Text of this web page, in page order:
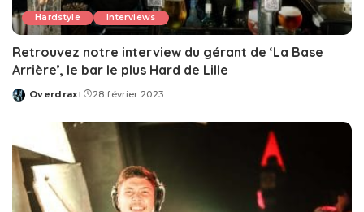
Hardstyle Interviews
Retrouvez notre interview du gérant de ‘La Base
Arrière’, le bar le plus Hard de Lille
Posted
Overdrax 28 février 2023